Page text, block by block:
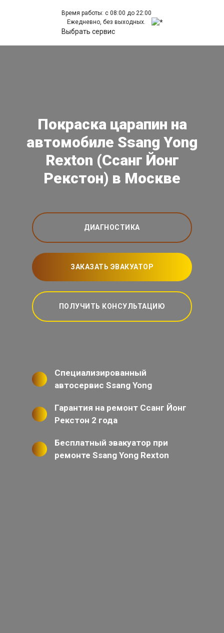
Время работы: с 08:00 до 22:00
Ежедневно, без выходных.
Выбрать сервис
Покраска царапин на
автомобиле Ssang Yong
Rexton (Ссанг Йонг
Рекстон) в Москве
ДИАГНОСТИКА
ЗАКАЗАТЬ ЭВАКУАТОР
ПОЛУЧИТЬ КОНСУЛЬТАЦИЮ
Специализированный
автосервис Ssang Yong
Гарантия на ремонт Ссанг Йонг
Рекстон 2 года
Бесплатный эвакуатор при
ремонте Ssang Yong Rexton